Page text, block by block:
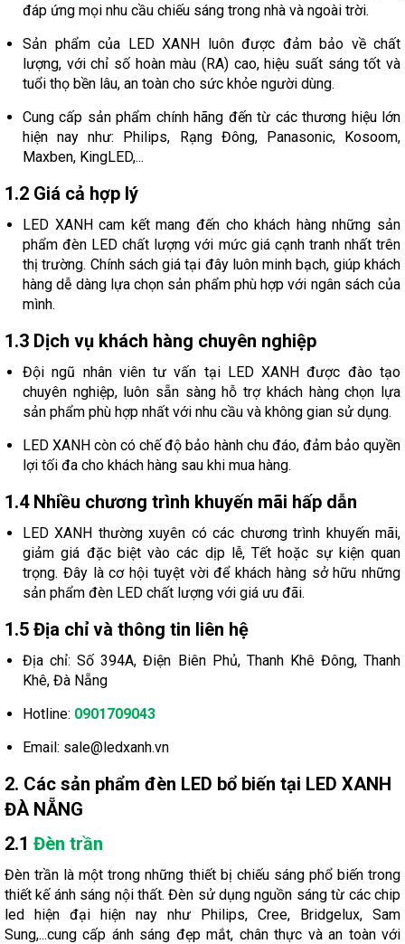
đáp ứng mọi nhu cầu chiếu sáng trong nhà và ngoài trời.
Sản phẩm của LED XANH luôn được đảm bảo về chất
lượng, với chỉ số hoàn màu (RA) cao, hiệu suất sáng tốt và
tuổi thọ bền lâu, an toàn cho sức khỏe người dùng.
Cung cấp sản phẩm chính hãng đến từ các thương hiệu lớn
hiện nay như: Philips, Rạng Đông, Panasonic, Kosoom,
Maxben, KingLED,...
1.2 Giá cả hợp lý
LED XANH cam kết mang đến cho khách hàng những sản
phẩm đèn LED chất lượng với mức giá cạnh tranh nhất trên
thị trường. Chính sách giá tại đây luôn minh bạch, giúp khách
hàng dễ dàng lựa chọn sản phẩm phù hợp với ngân sách của
mình.
1.3 Dịch vụ khách hàng chuyên nghiệp
Đội ngũ nhân viên tư vấn tại LED XANH được đào tạo
chuyên nghiệp, luôn sẵn sàng hỗ trợ khách hàng chọn lựa
sản phẩm phù hợp nhất với nhu cầu và không gian sử dụng.
LED XANH còn có chế độ bảo hành chu đáo, đảm bảo quyền
lợi tối đa cho khách hàng sau khi mua hàng.
1.4 Nhiều chương trình khuyến mãi hấp dẫn
LED XANH thường xuyên có các chương trình khuyến mãi,
giảm giá đặc biệt vào các dịp lễ, Tết hoặc sự kiện quan
trọng. Đây là cơ hội tuyệt vời để khách hàng sở hữu những
sản phẩm đèn LED chất lượng với giá ưu đãi.
1.5 Địa chỉ và thông tin liên hệ
Địa chỉ: Số 394A, Điện Biên Phủ, Thanh Khê Đông, Thanh
Khê, Đà Nẵng
Hotline: 0901709043
Email: sale@ledxanh.vn
2. Các sản phẩm đèn LED bổ biến tại LED XANH
ĐÀ NẴNG
2.1 Đèn trần
Đèn trần là một trong những thiết bị chiếu sáng phổ biến trong
thiết kế ánh sáng nội thất. Đèn sử dụng nguồn sáng từ các chip
led hiện đại hiện nay như Philips, Cree, Bridgelux, Sam
Sung,...cung cấp ánh sáng đẹp mắt, chân thực và an toàn với